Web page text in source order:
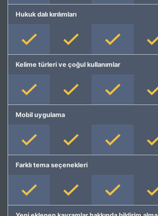
Hukuk dalı kırılımları
Kelime türleri ve çoğul kullanımlar
Mobil uygulama
Farklı tema seçenekleri